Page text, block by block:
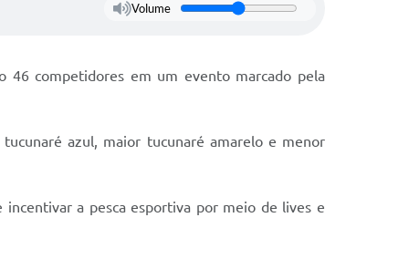
Volume
46 competidores em um evento marcado pela
azul, maior tucunaré amarelo e menor
a pesca esportiva por meio de lives e